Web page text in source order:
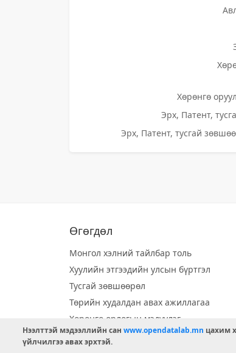
Хөрөнгө
Эрх, Патент,
Эрх, Патент, тусгай
Өгөгдөл
Монгол хэлний тайлбар толь
Хуулийн этгээдийн улсын бүртгэл
Тусгай зөвшөөрөл
Төрийн худалдан авах ажиллагаа
Хөрөнгө орлогын мэдүүлэг
Орон нутгийн хөгжлийн сан
Нээлттэй мэдээллийн сан www.opendatalab.mn цахим
үйлчилгээ авах эрхтэй.